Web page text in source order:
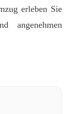
erleben Sie
angenehmen